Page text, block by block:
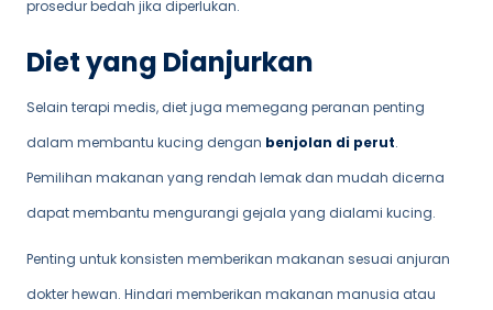
prosedur bedah jika diperlukan.
Diet yang Dianjurkan
Selain terapi medis, diet juga memegang peranan penting
dalam membantu kucing dengan benjolan di perut.
Pemilihan makanan yang rendah lemak dan mudah dicerna
dapat membantu mengurangi gejala yang dialami kucing.
Penting untuk konsisten memberikan makanan sesuai anjuran
dokter hewan. Hindari memberikan makanan manusia atau